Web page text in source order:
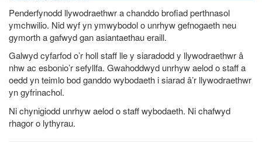
Penderfynodd llywodraethwr a chanddo brofiad perthnasol
ymchwilio. Nid wyf yn ymwybodol o unrhyw gefnogaeth neu
gymorth a gafwyd gan asiantaethau eraill.
Galwyd cyfarfod o’r holl staff lle y siaradodd y llywodraethwr â
nhw ac esbonio’r sefyllfa. Gwahoddwyd unrhyw aelod o staff a
oedd yn teimlo bod ganddo wybodaeth i siarad â’r llywodraethwr
yn gyfrinachol.
Ni chynigiodd unrhyw aelod o staff wybodaeth. Ni chafwyd
rhagor o lythyrau.